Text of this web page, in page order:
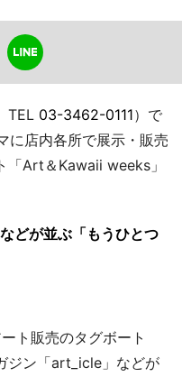
TEL 03-3462-0111）で
に店内各所で展示・販売
「Art＆Kawaii weeks」
どが並ぶ「もうひとつ
ト販売のタグボート
ジン「art_icle」などが